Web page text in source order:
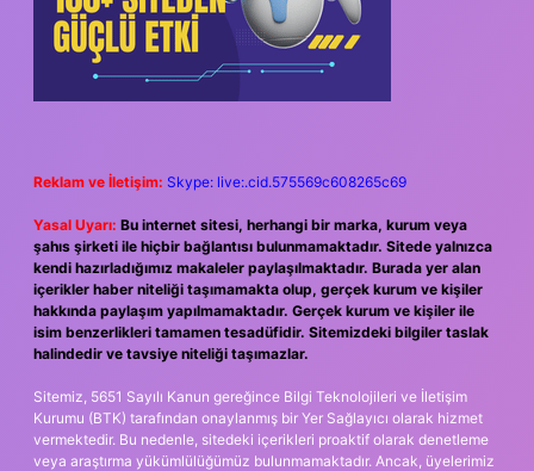
Reklam ve İletişim: Skype: live:.cid.575569c608265c69
Yasal Uyarı: Bu internet sitesi, herhangi bir marka, kurum veya
şahıs şirketi ile hiçbir bağlantısı bulunmamaktadır. Sitede yalnızca
kendi hazırladığımız makaleler paylaşılmaktadır. Burada yer alan
içerikler haber niteliği taşımamakta olup, gerçek kurum ve kişiler
hakkında paylaşım yapılmamaktadır. Gerçek kurum ve kişiler ile
isim benzerlikleri tamamen tesadüfidir. Sitemizdeki bilgiler taslak
halindedir ve tavsiye niteliği taşımazlar.
Sitemiz, 5651 Sayılı Kanun gereğince Bilgi Teknolojileri ve İletişim
Kurumu (BTK) tarafından onaylanmış bir Yer Sağlayıcı olarak hizmet
vermektedir. Bu nedenle, sitedeki içerikleri proaktif olarak denetleme
veya araştırma yükümlülüğümüz bulunmamaktadır. Ancak, üyelerimiz